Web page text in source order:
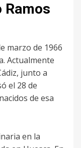
Ramos
marzo de 1966
Actualmente
junto a
el 28 de
de esa
en la